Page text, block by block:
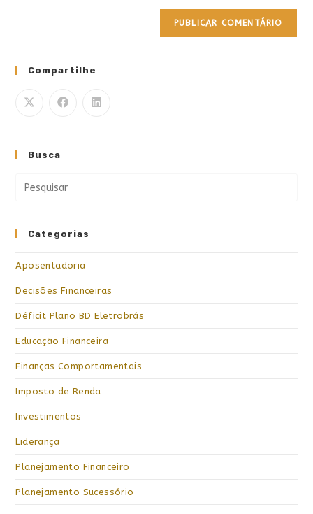
Compartilhe
Busca
Categorias
Aposentadoria
Decisões Financeiras
Déficit Plano BD Eletrobrás
Educação Financeira
Finanças Comportamentais
Imposto de Renda
Investimentos
Liderança
Planejamento Financeiro
Planejamento Sucessório